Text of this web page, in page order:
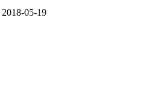
2018-05-19